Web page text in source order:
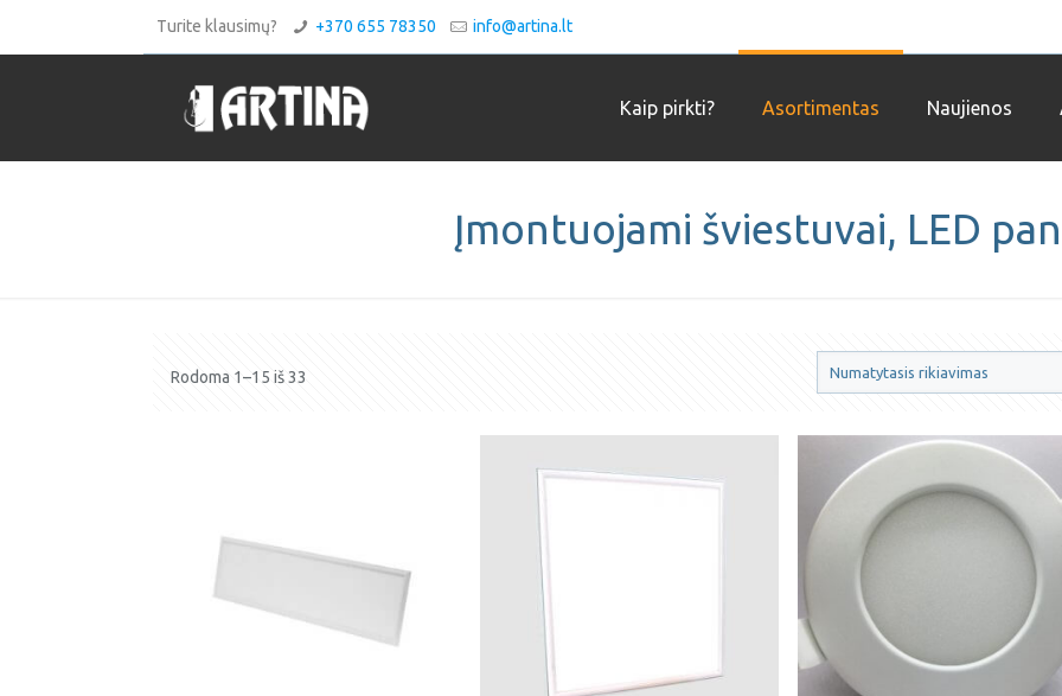
Turite klausimų? +370 655 78350 info@artina.lt
Kaip pirkti? Asortimentas Naujienos
Įmontuojami šviestuvai, LED
Rodoma 1–15 iš 33